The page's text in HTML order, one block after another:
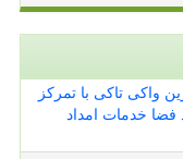
واکی تاکی با تمرکز
فضا خدمات امداد